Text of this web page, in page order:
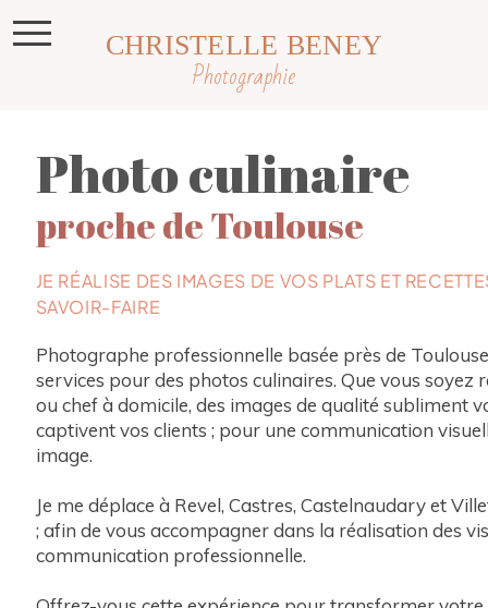
Photographie
CHRISTELLE BENEY
Photo culinaire
proche de Toulouse
JE RÉALISE DES IMAGES DE VOS PLATS ET
SAVOIR-FAIRE
Photographe professionnelle basée près de
services pour des photos culinaires. Que vous soyez
ou chef à domicile, des images de qualité subliment
captivent vos clients ; pour une communication
image.
Je me déplace à Revel, Castres, Castelnaudary et
; afin de vous accompagner dans la réalisation des
communication professionnelle.